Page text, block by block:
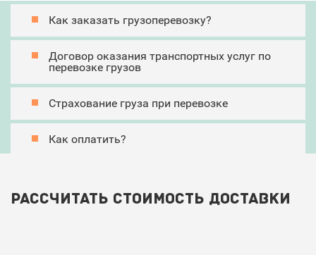
Как заказать грузоперевозку?
Договор оказания транспортных услуг по
перевозке грузов
Страхование груза при перевозке
Как оплатить?
Рассчитать стоимость доставки